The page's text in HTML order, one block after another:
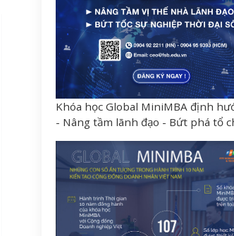
Khóa học Global MiniMBA định
- Nâng tầm lãnh đạo - Bứt phá tổ